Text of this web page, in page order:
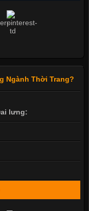
Ngành Thời Trang?
lưng: